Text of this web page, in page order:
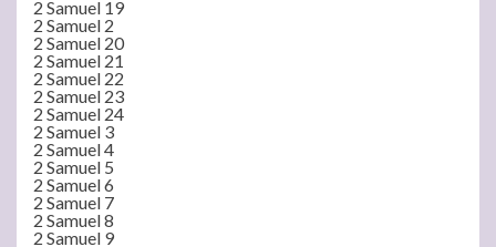
2 Samuel 19
2 Samuel 2
2 Samuel 20
2 Samuel 21
2 Samuel 22
2 Samuel 23
2 Samuel 24
2 Samuel 3
2 Samuel 4
2 Samuel 5
2 Samuel 6
2 Samuel 7
2 Samuel 8
2 Samuel 9